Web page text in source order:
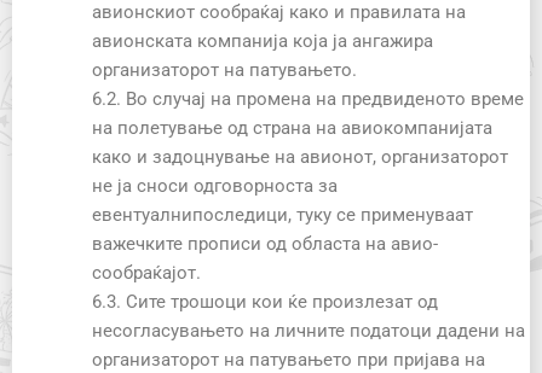
авионскиот сообраќај како и правилата на
авионската компанија која ја ангажира
организаторот на патувањето.
6.2. Во случај на промена на предвиденото време
на полетување од страна на авиокомпанијата
како и задоцнување на авионот, организаторот
не ја сноси одговорноста за
евентуалнипоследици, туку се применуваат
важечките прописи од областа на авио-
сообраќајот.
6.3. Сите трошоци кои ќе произлезат од
несогласувањето на личните податоци дадени на
организаторот на патувањето при пријава на